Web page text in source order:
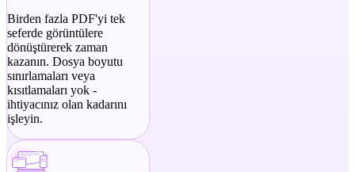
Birden fazla PDF'yi tek
seferde görüntülere
dönüştürerek zaman
kazanın. Dosya boyutu
sınırlamaları veya
kısıtlamaları yok -
ihtiyacınız olan kadarını
işleyin.